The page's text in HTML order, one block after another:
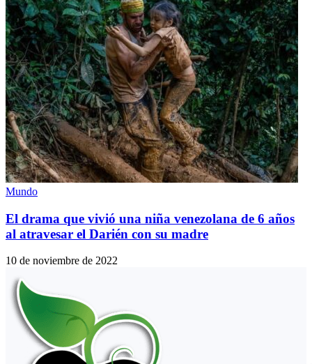
Mundo
El drama que vivió una niña venezolana de 6 años
al atravesar el Darién con su madre
10 de noviembre de 2022